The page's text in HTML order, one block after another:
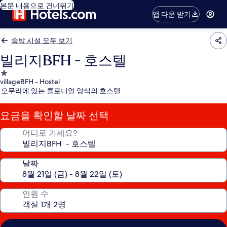
본문 내용으로 건너뛰기
앱 다운 받기
숙박 시설 모두 보기
빌리지BFH - 호스텔
1.0
성
급
숙
박
시
villageBFH - Hostel
오무라에 있는 콜로니얼 양식의 호스텔
요금을 확인할 날짜 선택
어디로 가세요?
날짜
인원 수